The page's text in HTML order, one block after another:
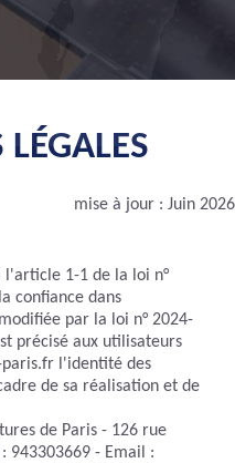
mise à jour : Juin 2026
1-1 de la loi n°
confiance dans
par la loi n° 2024-
précisé aux utilisateurs
l'identité des
de sa réalisation et de
de Paris - 126 rue
943303669 - Email :